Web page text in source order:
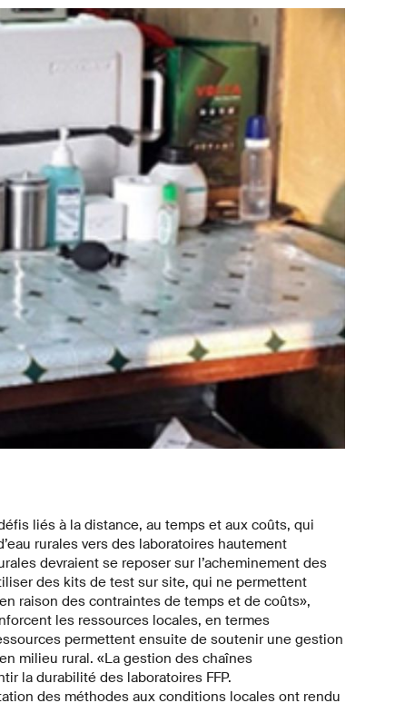
liés à la distance, au temps et aux coûts, qui
rurales vers des laboratoires hautement
devraient se reposer sur l’acheminement des
des kits de test sur site, qui ne permettent
raison des contraintes de temps et de coûts»,
les ressources locales, en termes
permettent ensuite de soutenir une gestion
milieu rural. «La gestion des chaînes
la durabilité des laboratoires FFP.
des méthodes aux conditions locales ont rendu